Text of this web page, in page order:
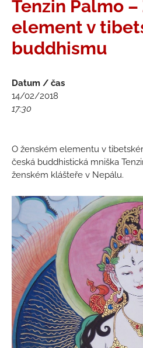
Tenzin Palmo
element v
buddhismu
Datum / čas
14/02/2018
17:30
O ženském elementu v
česká buddhistická mniška
ženském klášteře v Nepálu.